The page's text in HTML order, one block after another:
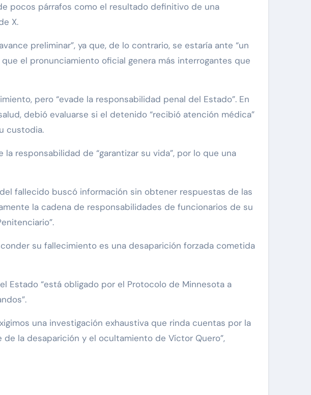
pocos párrafos como el resultado definitivo de una
X.
preliminar”, ya que, de lo contrario, se estaría ante “un
el pronunciamiento oficial genera más interrogantes que
pero “evade la responsabilidad penal del Estado”. En
debió evaluarse si el detenido “recibió atención médica”
custodia.
responsabilidad de “garantizar su vida”, por lo que una
fallecido buscó información sin obtener respuestas de las
la cadena de responsabilidades de funcionarios de su
su fallecimiento es una desaparición forzada cometida
Estado “está obligado por el Protocolo de Minnesota a
una investigación exhaustiva que rinda cuentas por la
la desaparición y el ocultamiento de Víctor Quero”,